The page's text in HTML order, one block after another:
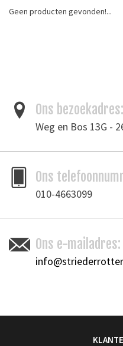
Geen producten gevonden!...
Ons bezoekadres:
Weg en Bos 13G -
Ons
010-4663099
Ons e-mailadres: